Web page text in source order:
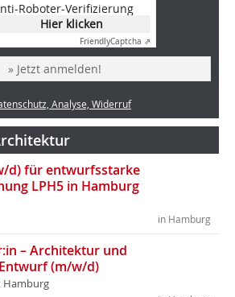
Roboter-Verifizierung
Hier klicken
FriendlyCaptcha ⇗
» Jetzt anmelden!
Analyse, Widerruf
d) für entwurfsstarke
LPH5 in Hamburg
in Hamburg
– Architektur und
(m/w/d)
Hamburg